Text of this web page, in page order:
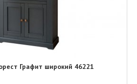
Графит широкий 46221